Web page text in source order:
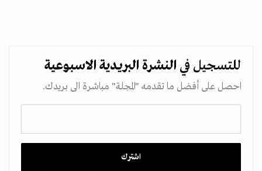
للتسجيل في النشرة البريدية الاسبوعية
احصل على أفضل ما تقدمه "المجلة" مباشرة الى بريدك.